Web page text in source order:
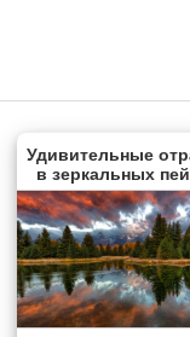
Удивительные
в зеркальных